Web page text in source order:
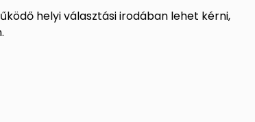
helyi választási irodában lehet kérni,